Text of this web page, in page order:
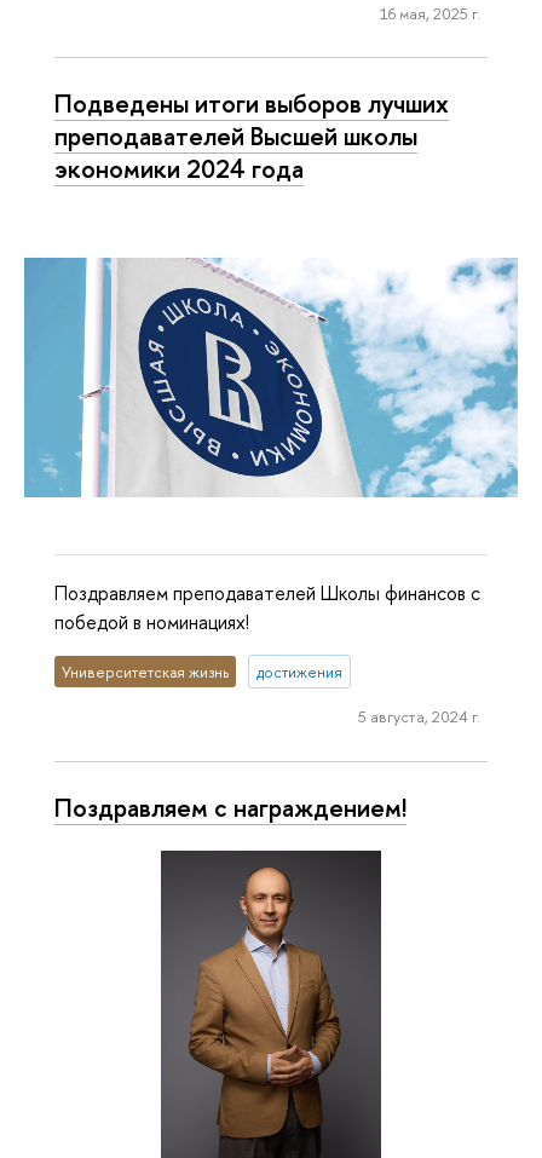
16 мая, 2025 г.
Подведены итоги выборов лучших
преподавателей Высшей школы
экономики 2024 года
Поздравляем преподавателей Школы финансов с
победой в номинациях!
Университетская жизнь достижения
5 августа, 2024 г.
Поздравляем с награждением!